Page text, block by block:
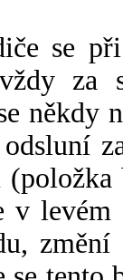
se
za
někdy
v